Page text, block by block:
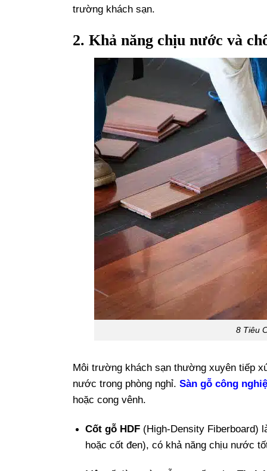
trường khách sạn.
2. Khả năng chịu nước và
8 Tiêu
Môi trường khách sạn thường xuyên tiếp
nước trong phòng nghỉ. Sàn gỗ công
hoặc cong vênh.
Cốt gỗ HDF(High-Density Fiberboard)
hoặc cốt đen), có khả năng chịu nước